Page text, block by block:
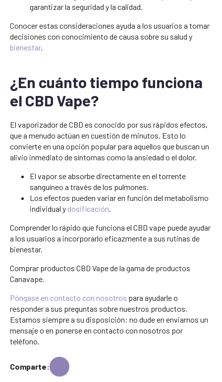
garantizar la seguridad y la calidad.
Conocer estas consideraciones ayuda a los usuarios a tomar
decisiones con conocimiento de causa sobre su salud y
bienestar.
¿En cuánto tiempo funciona
el CBD Vape?
El vaporizador de CBD es conocido por sus rápidos efectos,
que a menudo actúan en cuestión de minutos. Esto lo
convierte en una opción popular para aquellos que buscan un
alivio inmediato de síntomas como la ansiedad o el dolor.
El vapor se absorbe directamente en el torrente
sanguíneo a través de los pulmones.
Los efectos pueden variar en función del metabolismo
individual y dosificación
Comprender lo rápido que funciona el CBD vape puede ayudar
a los usuarios a incorporarlo eficazmente a sus rutinas de
bienestar.
Comprar productos CBD Vape de la gama de productos
Canavape.
Póngase en contacto con nosotros para ayudarle o
responder a sus preguntas sobre nuestros productos.
Estamos siempre a su disposición: no dude en enviarnos un
mensaje o en ponerse en contacto con nosotros por
teléfono.
Comparte: